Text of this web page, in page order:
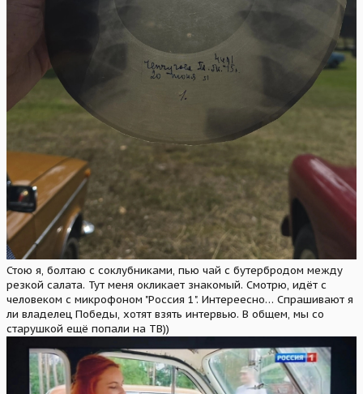
Стою я, болтаю с соклубниками, пью чай с бутербродом между
резкой салата. Тут меня окликает знакомый. Смотрю, идёт с
человеком с микрофоном "Россия 1". Интереесно… Спрашивают я
ли владелец Победы, хотят взять интервью. В общем, мы со
старушкой ещё попали на ТВ))